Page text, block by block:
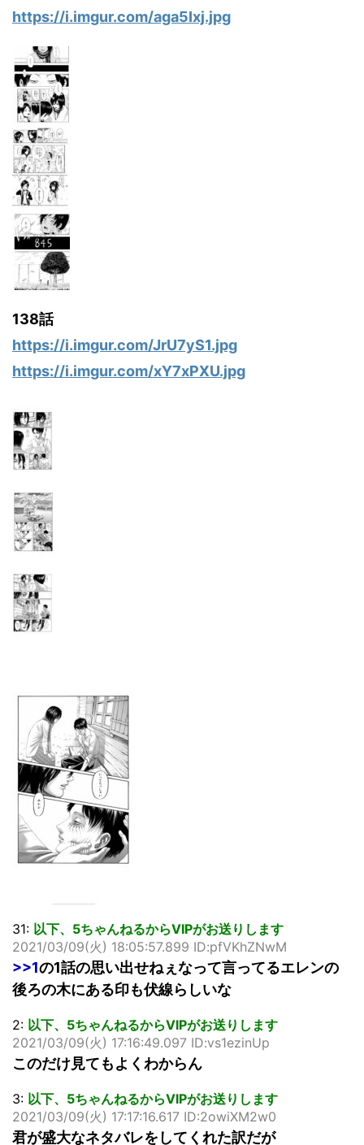
https://i.imgur.com/aga5Ixj.jpg
138話
https://i.imgur.com/JrU7yS1.jpg
https://i.imgur.com/xY7xPXU.jpg
31: 以下、5ちゃんねるからVIPがお送りします
2021/03/09(火) 18:05:57.899 ID:pfVKhZNwM
>>1の1話の思い出せねぇなって言ってるエレンの
後ろの木にある印も伏線らしいな
2: 以下、5ちゃんねるからVIPがお送りします
2021/03/09(火) 17:16:49.097 ID:vs1ezinUp
このだけ見てもよくわからん
3: 以下、5ちゃんねるからVIPがお送りします
2021/03/09(火) 17:17:16.617 ID:2owiXM2w0
君が盛大なネタバレをしてくれた訳だが